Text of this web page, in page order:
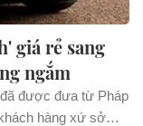
giá rẻ sang
ngắm
đã được đưa từ Pháp
hàng xứ sở